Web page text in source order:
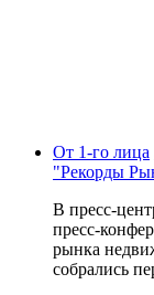
От 1-го лица
"Рекорды
В пресс-
пресс-
рынка
собрались